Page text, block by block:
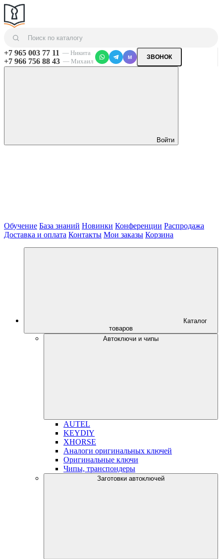
+7 965 003 77 11 — Никита
+7 966 756 88 43 — Михаил
M ЗВОНОК
Войти
Обучение База знаний Новинки Конференции Распродажа
Доставка и оплата Контакты Мои заказы Корзина
Каталог
товаров
Автоключи и чипы
AUTEL
KEYDIY
XHORSE
Аналоги оригинальных ключей
Оригинальные ключи
Чипы, транспондеры
Заготовки автоключей